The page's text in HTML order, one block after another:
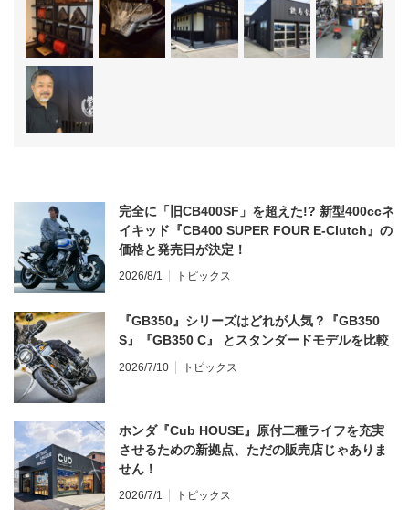
完全に「旧CB400SF」を超えた!? 新型400ccネ
イキッド『CB400 SUPER FOUR E-Clutch』の
価格と発売日が決定！
2026/8/1 トピックス
『GB350』シリーズはどれが人気？『GB350
S』『GB350 C』 とスタンダードモデルを比較
2026/7/10 トピックス
ホンダ『Cub HOUSE』原付二種ライフを充実
させるための新拠点、ただの販売店じゃありま
せん！
2026/7/1 トピックス